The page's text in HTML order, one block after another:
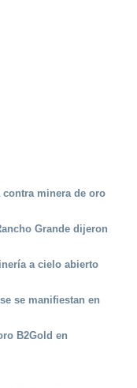
minera de oro
Grande dijeron
a cielo abierto
se manifiestan en
B2Gold en